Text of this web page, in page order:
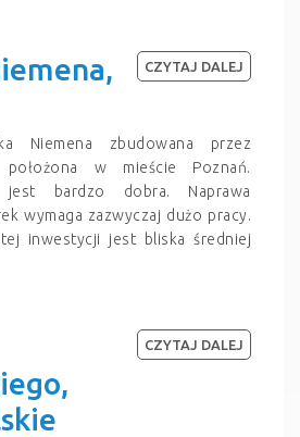
Niemena zbudowana przez
w mieście Poznań.
jest bardzo dobra. Naprawa
wymaga zazwyczaj dużo pracy.
inwestycji jest bliska średniej
CZYTAJ DALEJ
CZYTAJ DALEJ